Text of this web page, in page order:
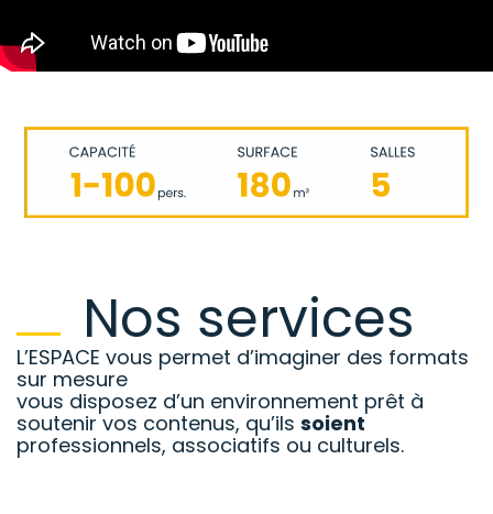
Nos services
L’ESPACE vous permet d’imaginer des formats
sur mesure
vous disposez d’un environnement prêt à
soutenir vos contenus, qu’ils soient
professionnels, associatifs ou culturels.